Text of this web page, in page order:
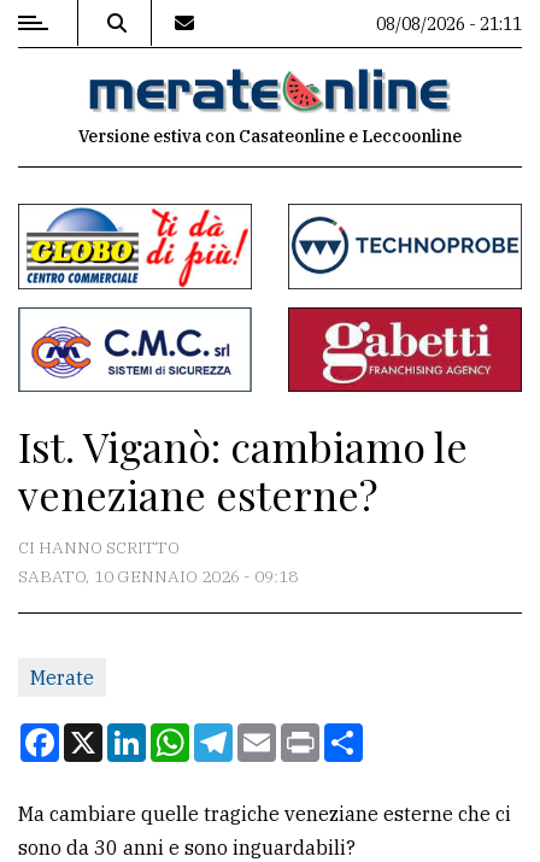
MENU
commenti
Contenuti
del
sito
Associazioni
Meteo
redazione
Scrivici
la
tua
08/08/2026 - 21:11
Versione estiva con Casateonline e Leccoonline
Ist. Viganò: cambiamo le
veneziane esterne?
CI HANNO SCRITTO
SABATO, 10 GENNAIO 2026 - 09:18
Merate
Facebook
X LinkedInWhatsApp
Telegram
EmailPrint
Ma cambiare quelle tragiche veneziane esterne che ci
sono da 30 anni e sono inguardabili?